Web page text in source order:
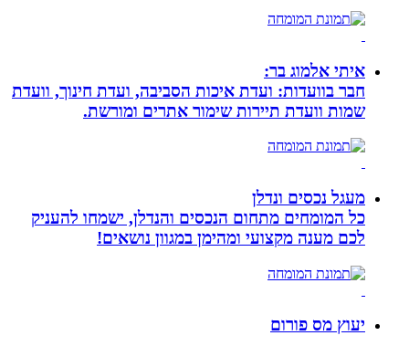
איתי אלמוג בר:
חבר בוועדות: ועדת איכות הסביבה, ועדת חינוך, וועדת
שמות וועדת תיירות שימור אתרים ומורשת.
מעגל נכסים ונדלן
כל המומחים מתחום הנכסים והנדלן, ישמחו להעניק
לכם מענה מקצועי ומהימן במגוון נושאים!
יעוץ מס פורום